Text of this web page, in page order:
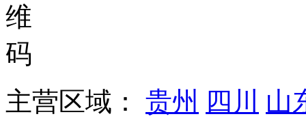
主营区域： 贵州 四川
山